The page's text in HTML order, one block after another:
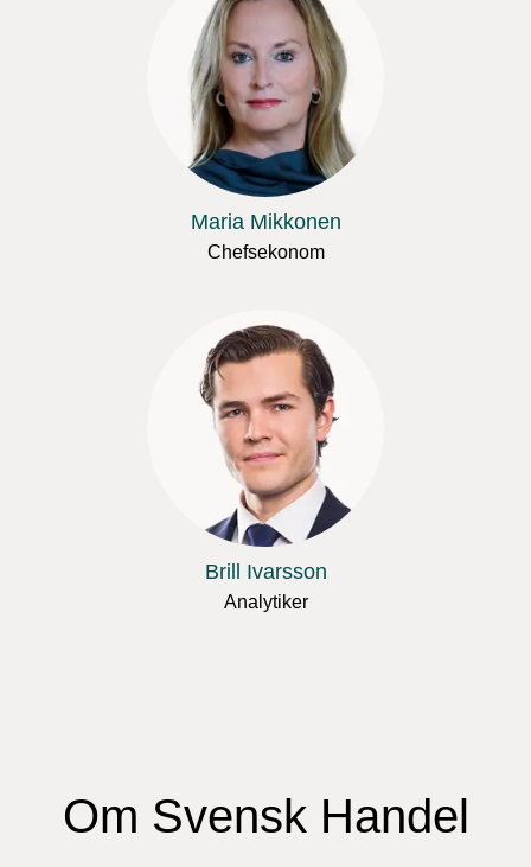
Maria Mikkonen
Chefsekonom
Brill Ivarsson
Analytiker
Om Svensk Handel